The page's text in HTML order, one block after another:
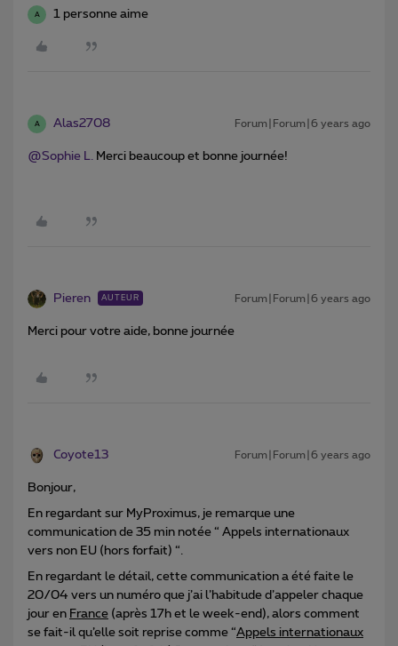
A 1 personne aime
A Alas2708 Forum|Forum|6 years ago
@Sophie L. Merci beaucoup et bonne journée!
Pieren AUTEUR Forum|Forum|6 years ago
Merci pour votre aide, bonne journée
Coyote13 Forum|Forum|6 years ago
Bonjour,
En regardant sur MyProximus, je remarque une
communication de 35 min notée “ Appels internationaux
vers non EU (hors forfait) “.
En regardant le détail, cette communication a été faite le
20/04 vers un numéro que j’ai l’habitude d’appeler chaque
jour en France (après 17h et le week-end), alors comment
se fait-il qu’elle soit reprise comme “Appels internationaux